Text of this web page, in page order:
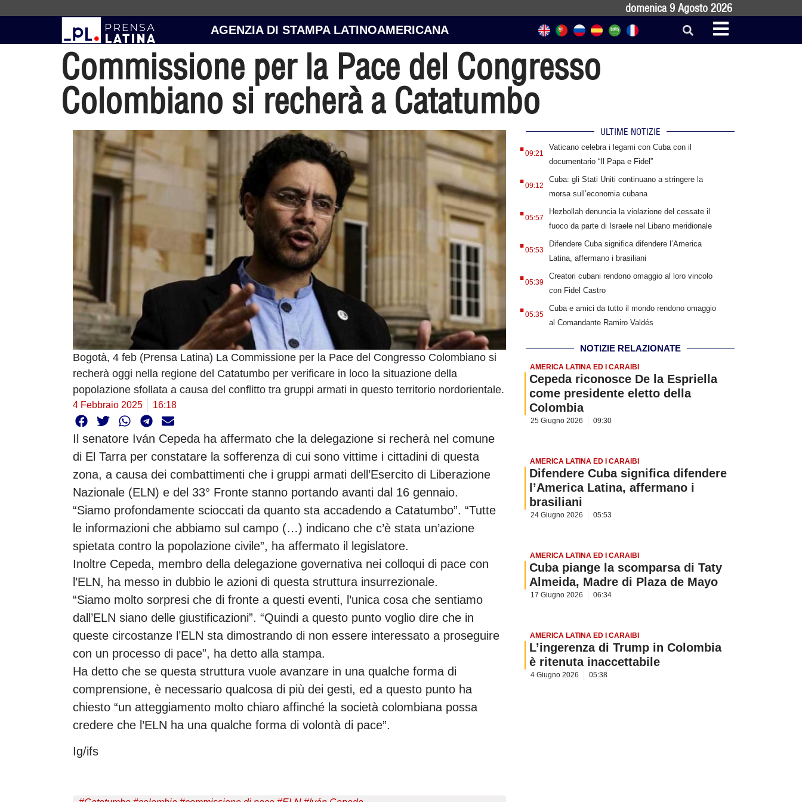
domenica 9 Agosto 2026
AGENZIA DI STAMPA LATINOAMERICANA
Commissione per la Pace del Congresso
Colombiano si recherà a Catatumbo
Bogotà, 4 feb (Prensa Latina) La Commissione per la Pace del Congresso Colombiano si
recherà oggi nella regione del Catatumbo per verificare in loco la situazione della
popolazione sfollata a causa del conflitto tra gruppi armati in questo territorio nordorientale.
4 Febbraio 2025 16:18
Il senatore Iván Cepeda ha affermato che la delegazione si recherà nel comune
di El Tarra per constatare la sofferenza di cui sono vittime i cittadini di questa
zona, a causa dei combattimenti che i gruppi armati dell’Esercito di Liberazione
Nazionale (ELN) e del 33° Fronte stanno portando avanti dal 16 gennaio.
“Siamo profondamente scioccati da quanto sta accadendo a Catatumbo”. “Tutte
le informazioni che abbiamo sul campo (…) indicano che c’è stata un’azione
spietata contro la popolazione civile”, ha affermato il legislatore.
Inoltre Cepeda, membro della delegazione governativa nei colloqui di pace con
l’ELN, ha messo in dubbio le azioni di questa struttura insurrezionale.
“Siamo molto sorpresi che di fronte a questi eventi, l’unica cosa che sentiamo
dall’ELN siano delle giustificazioni”. “Quindi a questo punto voglio dire che in
queste circostanze l’ELN sta dimostrando di non essere interessato a proseguire
con un processo di pace”, ha detto alla stampa.
Ha detto che se questa struttura vuole avanzare in una qualche forma di
comprensione, è necessario qualcosa di più dei gesti, ed a questo punto ha
chiesto “un atteggiamento molto chiaro affinché la società colombiana possa
credere che l’ELN ha una qualche forma di volontà di pace”.
Ig/ifs
ULTIME NOTIZIE
.09:21
Vaticano celebra i legami con Cuba con il
documentario “Il Papa e Fidel”
.09:12
Cuba: gli Stati Uniti continuano a stringere la
morsa sull’economia cubana
.05:57
Hezbollah denuncia la violazione del cessate il
fuoco da parte di Israele nel Libano meridionale
.05:53
Difendere Cuba significa difendere l’America
Latina, affermano i brasiliani
.05:39
Creatori cubani rendono omaggio al loro vincolo
con Fidel Castro
.05:35
Cuba e amici da tutto il mondo rendono omaggio
al Comandante Ramiro Valdés
NOTIZIE RELAZIONATE
AMERICA LATINA ED I CARAIBI
Cepeda riconosce De la Espriella
come presidente eletto della
Colombia
25 Giugno 2026 09:30
AMERICA LATINA ED I CARAIBI
Difendere Cuba significa difendere
l’America Latina, affermano i
brasiliani
24 Giugno 2026 05:53
AMERICA LATINA ED I CARAIBI
Cuba piange la scomparsa di Taty
Almeida, Madre di Plaza de Mayo
17 Giugno 2026 06:34
AMERICA LATINA ED I CARAIBI
L’ingerenza di Trump in Colombia
è ritenuta inaccettabile
4 Giugno 2026 05:38